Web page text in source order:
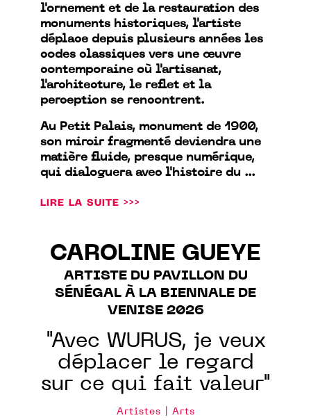
l'ornement et de la restauration des
monuments historiques, l'artiste
déplace depuis plusieurs années les
codes classiques vers une œuvre
contemporaine où l'artisanat,
l'architecture, le reflet et la
perception se rencontrent.
Au Petit Palais, monument de 1900,
son miroir fragmenté deviendra une
matière fluide, presque numérique,
qui dialoguera avec l'histoire du ...
LIRE LA SUITE >>>
CAROLINE GUEYE
ARTISTE DU PAVILLON DU
SÉNÉGAL À LA BIENNALE DE
VENISE 2026
"Avec WURUS, je veux
déplacer le regard
sur ce qui fait valeur"
Artistes | Arts